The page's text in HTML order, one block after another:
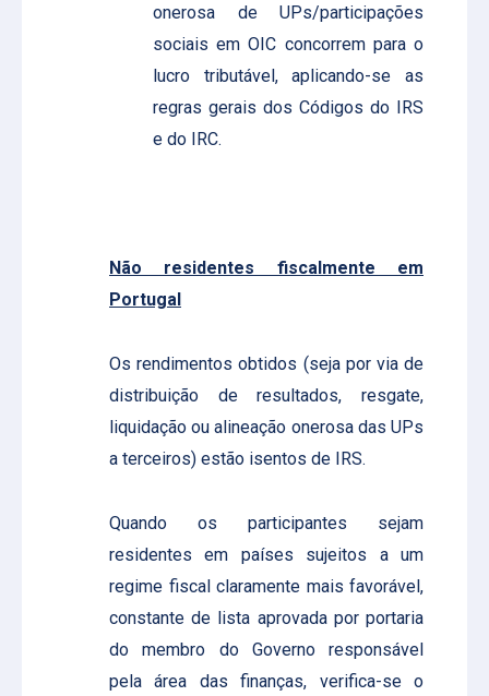
onerosa de UPs/participações
sociais em OIC concorrem para o
lucro tributável, aplicando-se as
regras gerais dos Códigos do IRS
e do IRC.
Não residentes fiscalmente em
Portugal
Os rendimentos obtidos (seja por via de
distribuição de resultados, resgate,
liquidação ou alineação onerosa das UPs
a terceiros) estão isentos de IRS.
Quando os participantes sejam
residentes em países sujeitos a um
regime fiscal claramente mais favorável,
constante de lista aprovada por portaria
do membro do Governo responsável
pela área das finanças, verifica-se o